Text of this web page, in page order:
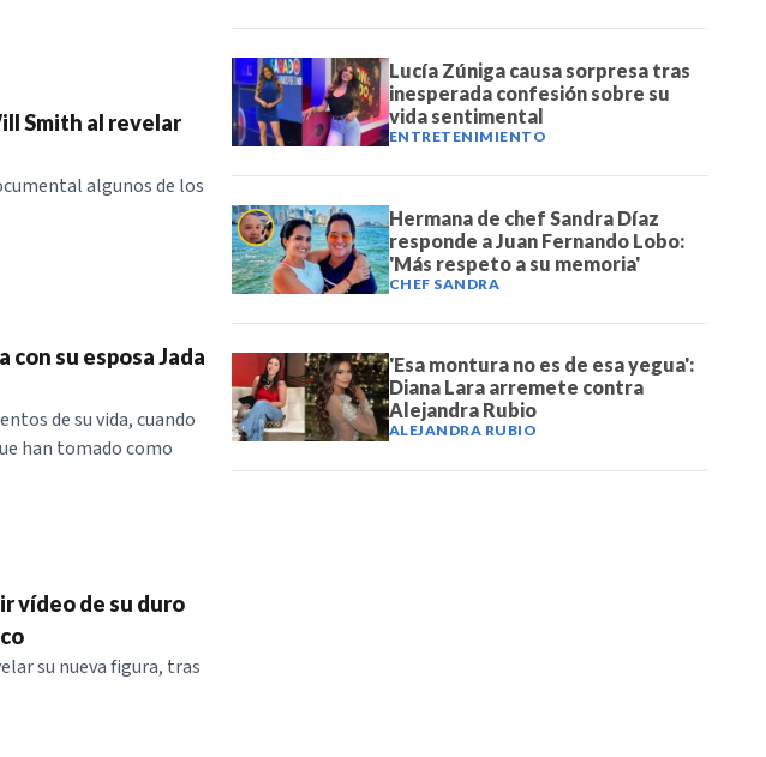
Smith al revelar
algunos de los
su esposa Jada
de su vida, cuando
han tomado como
vídeo de su duro
su nueva figura, tras
Lucía Zúniga causa sorpresa tras
inesperada confesión sobre su
vida sentimental
ENTRETENIMIENTO
Hermana de chef Sandra Díaz
responde a Juan Fernando Lobo:
'Más respeto a su memoria'
CHEF SANDRA
'Esa montura no es de esa yegua':
Diana Lara arremete contra
Alejandra Rubio
ALEJANDRA RUBIO